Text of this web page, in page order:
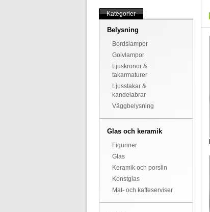
Kategorier
Belysning
Bordslampor
Golvlampor
Ljuskronor &
takarmaturer
Ljusstakar &
kandelabrar
Väggbelysning
Glas och keramik
Figuriner
Glas
Keramik och porslin
Konstglas
Mat- och kaffeserviser